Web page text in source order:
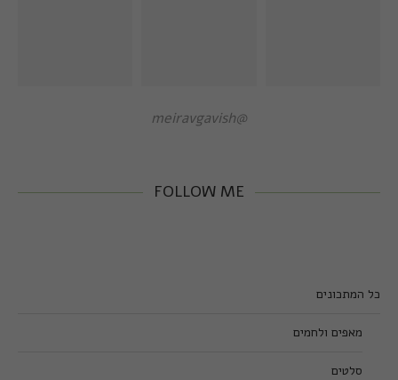
@meiravgavish
FOLLOW ME
כל המתכונים
מאפים ולחמים
סלטים